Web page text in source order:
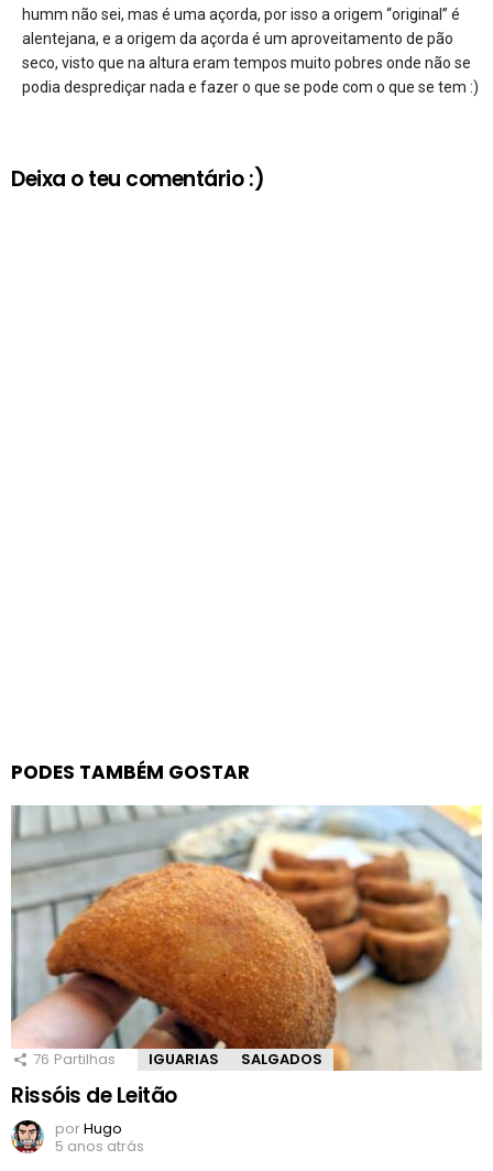
humm não sei, mas é uma açorda, por isso a origem “original” é
alentejana, e a origem da açorda é um aproveitamento de pão
seco, visto que na altura eram tempos muito pobres onde não se
podia desprediçar nada e fazer o que se pode com o que se tem :)
Deixa o teu comentário :)
PODES TAMBÉM GOSTAR
76 Partilhas IGUARIAS SALGADOS
Rissóis de Leitão
porHugo
5 anos atrás